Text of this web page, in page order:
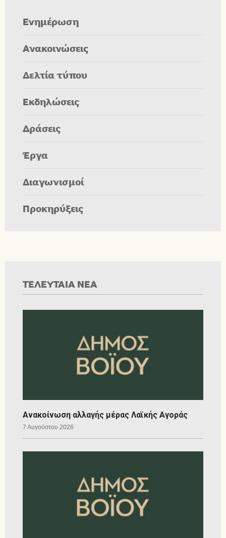
Ενημέρωση
Ανακοινώσεις
Δελτία τύπου
Εκδηλώσεις
Δράσεις
Έργα
Διαγωνισμοί
Προκηρύξεις
ΤΕΛΕΥΤΑΙΑ ΝΕΑ
Ανακοίνωση αλλαγής μέρας Λαϊκής Αγοράς
7 Αυγούστου 2026